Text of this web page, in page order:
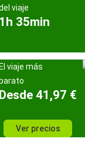
viaje
35min
viaje más
41,97 €
Ver precios